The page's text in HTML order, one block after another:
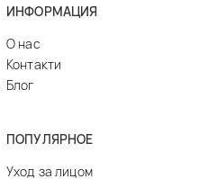
ИНФОРМАЦИЯ
О нас
Контакти
Блог
ПОПУЛЯРНОЕ
Уход за лицом